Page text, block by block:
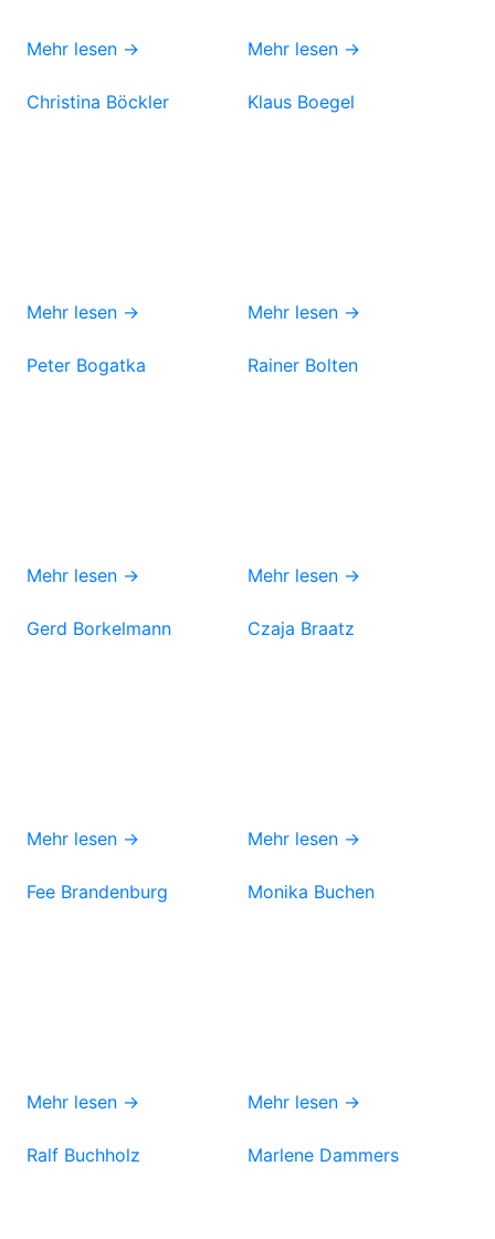
Mehr lesen → Mehr lesen →
Christina Böckler
Mehr lesen →
Klaus Boegel
Mehr lesen →
Peter Bogatka
Mehr lesen →
Rainer Bolten
Mehr lesen →
Gerd Borkelmann
Mehr lesen →
Czaja Braatz
Mehr lesen →
Fee Brandenburg
Mehr lesen →
Monika Buchen
Mehr lesen →
Ralf Buchholz Marlene Dammers